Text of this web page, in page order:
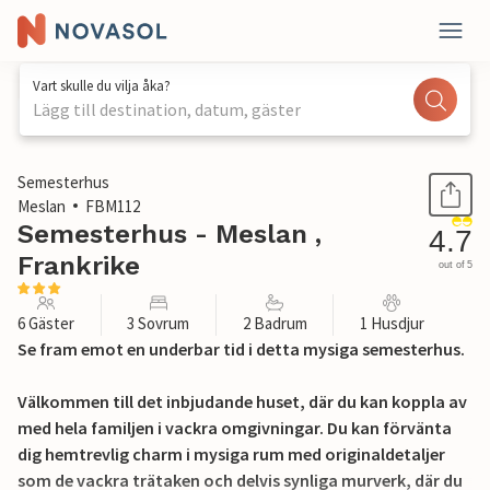
Vart skulle du vilja åka?
Lägg till destination, datum, gäster
1 / 22
Semesterhus
Meslan
FBM112
Semesterhus - Meslan ,
Frankrike
4.7
out of 5
6 Gäster 3 Sovrum 2 Badrum 1 Husdjur
Se fram emot en underbar tid i detta mysiga semesterhus.
Välkommen till det inbjudande huset, där du kan koppla av
med hela familjen i vackra omgivningar. Du kan förvänta
dig hemtrevlig charm i mysiga rum med originaldetaljer
som de vackra trätaken och delvis synliga murverk, där du